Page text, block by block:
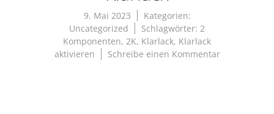
9. Mai 2023
Kategorien:
Uncategorized
Schlagwörter: 2
Komponenten, 2K, Klarlack, Klarlack
aktivieren
Schreibe einen Kommentarzu